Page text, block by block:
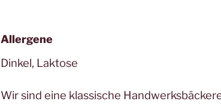
Allergene
Dinkel, Laktose
Wir sind eine klassische